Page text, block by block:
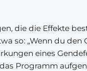
die die Effekte
so: „Wenn du den
eines
Programm